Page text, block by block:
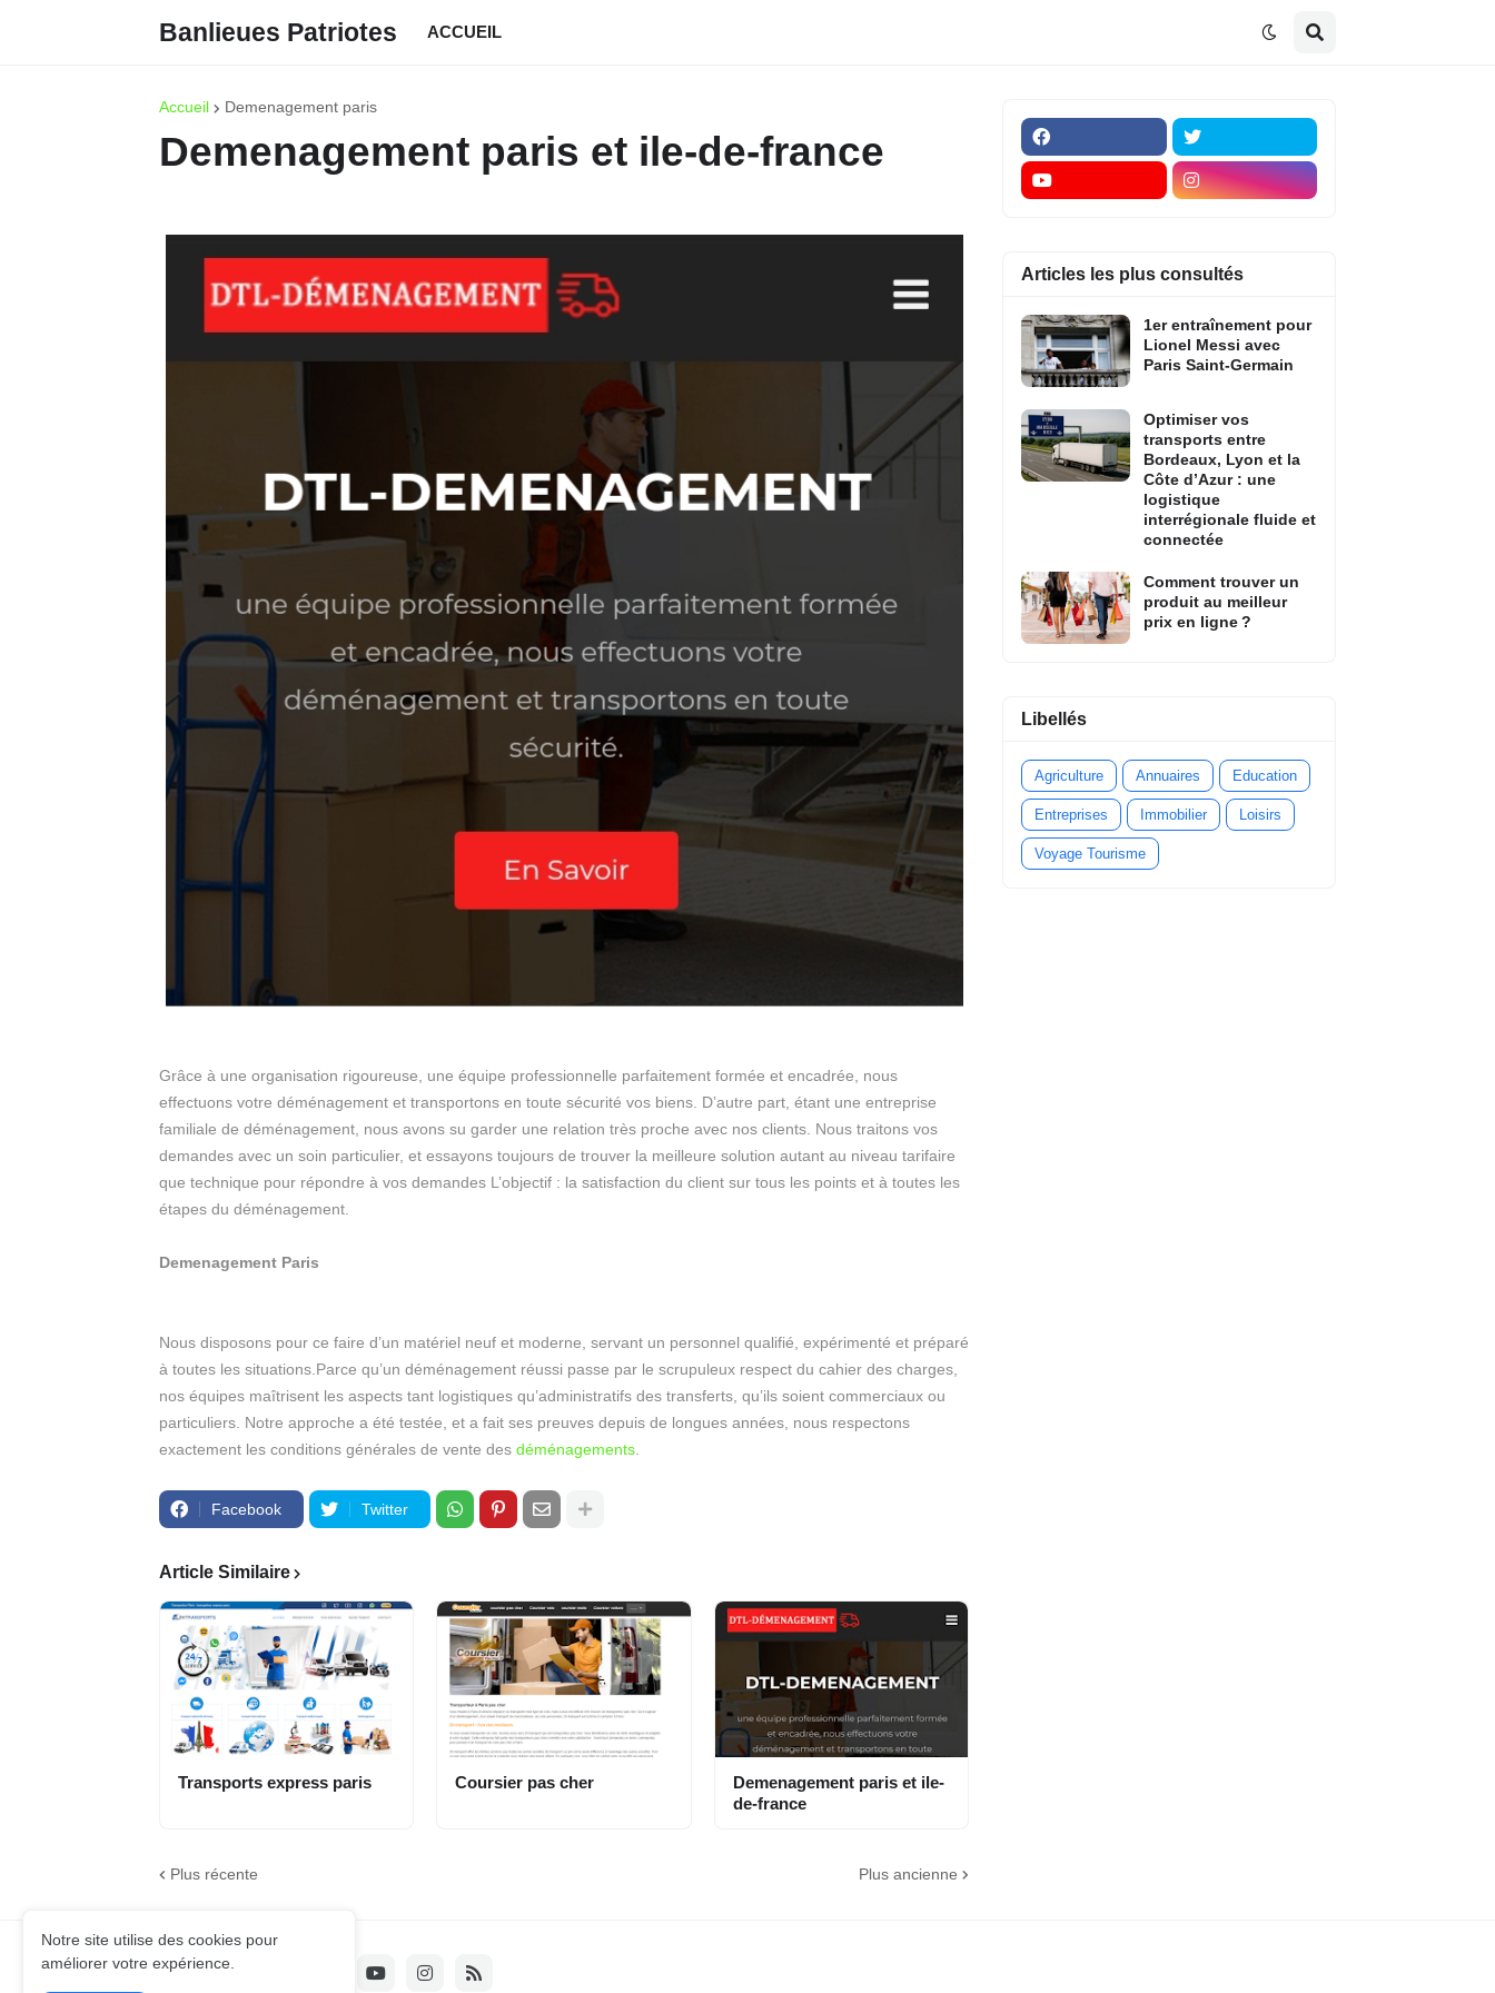
Banlieues Patriotes ACCUEIL
Accueil Demenagement paris
Demenagement paris et ile-de-france
Grâce à une organisation rigoureuse, une équipe professionnelle parfaitement formée et encadrée, nous
effectuons votre déménagement et transportons en toute sécurité vos biens. D’autre part, étant une entreprise
familiale de déménagement, nous avons su garder une relation très proche avec nos clients. Nous traitons vos
demandes avec un soin particulier, et essayons toujours de trouver la meilleure solution autant au niveau tarifaire
que technique pour répondre à vos demandes L’objectif : la satisfaction du client sur tous les points et à toutes les
étapes du déménagement.
Demenagement Paris
Nous disposons pour ce faire d’un matériel neuf et moderne, servant un personnel qualifié, expérimenté et préparé
à toutes les situations.Parce qu’un déménagement réussi passe par le scrupuleux respect du cahier des charges,
nos équipes maîtrisent les aspects tant logistiques qu’administratifs des transferts, qu’ils soient commerciaux ou
particuliers. Notre approche a été testée, et a fait ses preuves depuis de longues années, nous respectons
exactement les conditions générales de vente des déménagements
Facebook Twitter
Article Similaire
Transports express paris Coursier pas cher
Demenagement paris et ile-
de-france
Plus récente Plus ancienne
Articles les plus consultés
1er entraînement pour
Lionel Messi avec
Paris Saint-Germain
Optimiser vos
transports entre
Bordeaux, Lyon et la
Côte d’Azur : une
logistique
interrégionale fluide et
connectée
Comment trouver un
produit au meilleur
prix en ligne ?
Libellés
Agriculture Annuaires Education
Entreprises Immobilier Loisirs
Voyage Tourisme
Notre site utilise des cookies pour
améliorer votre expérience.